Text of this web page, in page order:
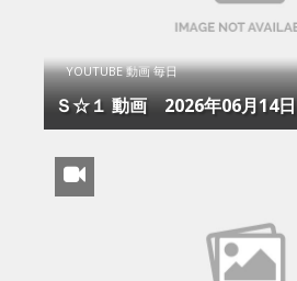
YOUTUBE 動画 毎日
Ｓ☆１ 動画 2026年06月14日